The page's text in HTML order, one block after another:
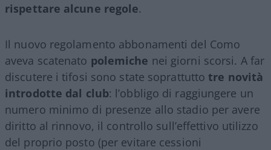
rispettare alcune regole.
Il nuovo regolamento abbonamenti del Como
aveva scatenato polemiche nei giorni scorsi. A far
discutere i tifosi sono state soprattutto tre novità
introdotte dal club: l’obbligo di raggiungere un
numero minimo di presenze allo stadio per avere
diritto al rinnovo, il controllo sull’effettivo utilizzo
del proprio posto (per evitare cessioni